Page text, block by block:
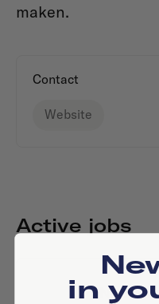
maken.
Contact
Website
Active jobs
No
in